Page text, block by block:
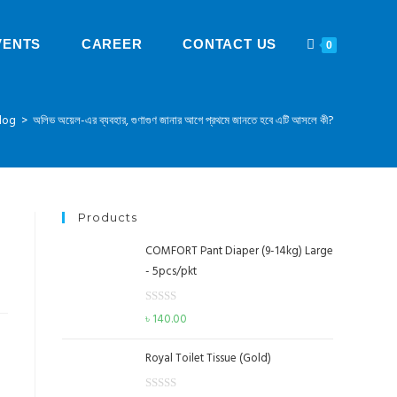
CAREER CONTACT US 0
> অলিভ অয়েল-এর ব্যবহার, গুণাগুণ জানার আগে প্রথমে জানতে হবে এটি আসলে কী?
Products
COMFORT Pant Diaper (9-14kg) Large
- 5pcs/pkt
d
৳140.00
Royal Toilet Tissue (Gold)